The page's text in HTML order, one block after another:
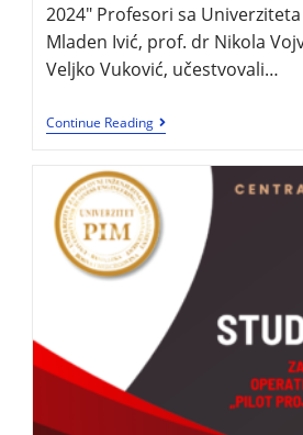
2024" Profesori sa
Mladen Ivić, prof. dr Nikola
Veljko Vuković, učestvovali…
Continue Reading